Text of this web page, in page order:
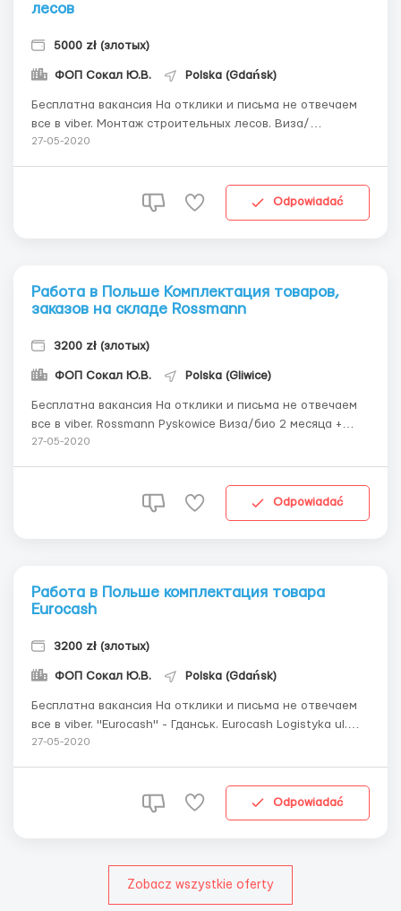
лесов
5000 zł (злотых)
ФОП Сокал Ю.В. Polska (Gdańsk)
Бесплатна вакансия На отклики и письма не отвечаем
все в viber. Монтаж строительных лесов. Виза/
биометрия. Монтаж строительных лесов, Гданьск
Место работы: Гданьск График работы ...
27-05-2020
Odpowiadać
Работа в Польше Комплектация товаров,
заказов на складе Rossmann
3200 zł (злотых)
ФОП Сокал Ю.В. Polska (Gliwice)
Бесплатна вакансия На отклики и письма не отвечаем
все в viber. Rossmann Pyskowice Виза/био 2 месяца +
Magazyn Rossmann Rossmann Pyskowice Место работы:
27-05-2020
Odpowiadać
Работа в Польше комплектация товара
Eurocash
3200 zł (злотых)
ФОП Сокал Ю.В. Polska (Gdańsk)
Бесплатна вакансия На отклики и письма не отвечаем
все в viber. "Eurocash" - Гданськ. Eurocash Logistyka ul.
Kontenerowa 21 80-601 Gdańsk Проживание не
электрической теле...
27-05-2020
Odpowiadać
Zobacz wszystkie oferty